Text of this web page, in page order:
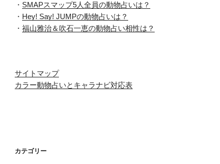
・ SMAPスマップ5人全員の動物占いは？
・ Hey! Say! JUMPの動物占いは？
・ 福山雅治＆吹石一恵の動物占い相性は？
サイトマップ
カラー動物占いとキャラナビ対応表
カテゴリー